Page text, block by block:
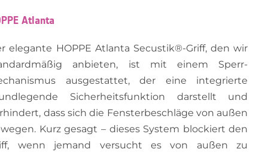
Atlanta
elegante HOPPE Atlanta Secustik®-Griff, den wir
anbieten, ist mit einem Sperr-
ausgestattet, der eine integrierte
Sicherheitsfunktion darstellt und
dass sich die Fensterbeschläge von außen
Kurz gesagt – dieses System blockiert den
wenn jemand versucht es von außen zu